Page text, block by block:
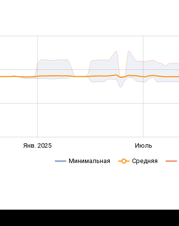
Янв. 2025 Июль
Минимальная Средняя